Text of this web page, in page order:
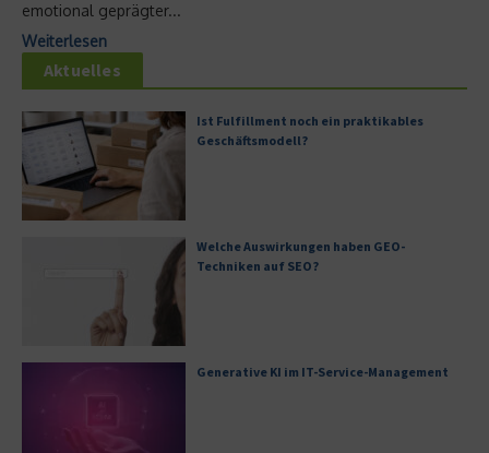
emotional geprägter...
Weiterlesen
Aktuelles
Ist Fulfillment noch ein praktikables
Geschäftsmodell?
Welche Auswirkungen haben GEO-
Techniken auf SEO?
Generative KI im IT-Service-Management